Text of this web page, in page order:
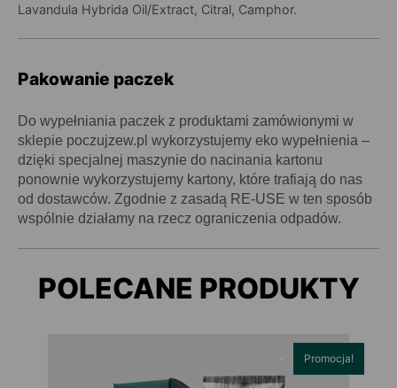
Lavandula Hybrida Oil/Extract, Citral, Camphor.
Pakowanie paczek
Do wypełniania paczek z produktami zamówionymi w
sklepie poczujzew.pl wykorzystujemy eko wypełnienia –
dzięki specjalnej maszynie do nacinania kartonu
ponownie wykorzystujemy kartony, które trafiają do nas
od dostawców. Zgodnie z zasadą RE-USE w ten sposób
wspólnie działamy na rzecz ograniczenia odpadów.
POLECANE PRODUKTY
Promocja!